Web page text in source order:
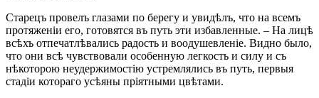
Старецъ провелъ глазами по берегу и увидѣлъ, что на всемъ
протяженіи его, готовятся въ путь эти избавленные. – На лицѣ
всѣхъ отпечатлѣвались радость и воодушевленіе. Видно было,
что они всѣ чувствовали особенную легкость и силу и съ
нѣкоторою неудержимостію устремлялись въ путь, первыя
стадіи котораго усѣяны пріятными цвѣтами.